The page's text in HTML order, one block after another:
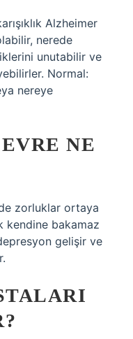
Alzheimer
nerede
unutabilir ve
Normal:
nereye
NE
zorluklar ortaya
kendine bakamaz
gelişir ve